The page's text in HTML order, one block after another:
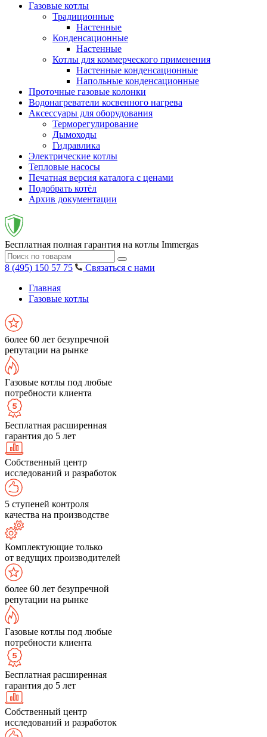
Газовые котлы
Традиционные
Настенные
Конденсационные
Настенные
Котлы для коммерческого применения
Настенные конденсационные
Напольные конденсационные
Проточные газовые колонки
Водонагреватели косвенного нагрева
Аксессуары для оборудования
Терморегулирование
Дымоходы
Гидравлика
Электрические котлы
Тепловые насосы
Печатная версия каталога с ценами
Подобрать котёл
Архив документации
Бесплатная полная гарантия на котлы Immergas
8 (495) 150 57 75
Связаться с нами
Главная
Газовые котлы
более 60 лет безупречной
репутации на рынке
Газовые котлы под любые
потребности клиента
Бесплатная расширенная
гарантия до 5 лет
Собственный центр
исследований и разработок
5 ступеней контроля
качества на производстве
Комплектующие только
от ведущих производителей
более 60 лет безупречной
репутации на рынке
Газовые котлы под любые
потребности клиента
Бесплатная расширенная
гарантия до 5 лет
Собственный центр
исследований и разработок